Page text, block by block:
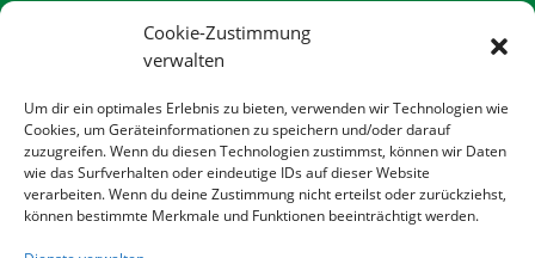
Cookie-Zustimmung
verwalten
Um dir ein optimales Erlebnis zu bieten, verwenden wir Technologien wie
Cookies, um Geräteinformationen zu speichern und/oder darauf
zuzugreifen. Wenn du diesen Technologien zustimmst, können wir Daten
wie das Surfverhalten oder eindeutige IDs auf dieser Website
verarbeiten. Wenn du deine Zustimmung nicht erteilst oder zurückziehst,
können bestimmte Merkmale und Funktionen beeinträchtigt werden.
 0203 - 9 85 79 14 - 14
 info@bunter-kreis-duisburg.de